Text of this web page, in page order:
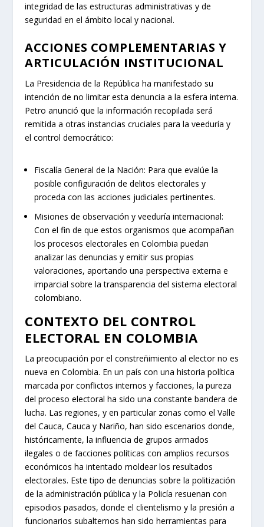
integridad de las estructuras administrativas y de
seguridad en el ámbito local y nacional.
ACCIONES COMPLEMENTARIAS Y
ARTICULACIÓN INSTITUCIONAL
La Presidencia de la República ha manifestado su
intención de no limitar esta denuncia a la esfera interna.
Petro anunció que la información recopilada será
remitida a otras instancias cruciales para la veeduría y
el control democrático:
Fiscalía General de la Nación: Para que evalúe la
posible configuración de delitos electorales y
proceda con las acciones judiciales pertinentes.
Misiones de observación y veeduría internacional:
Con el fin de que estos organismos que acompañan
los procesos electorales en Colombia puedan
analizar las denuncias y emitir sus propias
valoraciones, aportando una perspectiva externa e
imparcial sobre la transparencia del sistema electoral
colombiano.
CONTEXTO DEL CONTROL
ELECTORAL EN COLOMBIA
La preocupación por el constreñimiento al elector no es
nueva en Colombia. En un país con una historia política
marcada por conflictos internos y facciones, la pureza
del proceso electoral ha sido una constante bandera de
lucha. Las regiones, y en particular zonas como el Valle
del Cauca, Cauca y Nariño, han sido escenarios donde,
históricamente, la influencia de grupos armados
ilegales o de facciones políticas con amplios recursos
económicos ha intentado moldear los resultados
electorales. Este tipo de denuncias sobre la politización
de la administración pública y la Policía resuenan con
episodios pasados, donde el clientelismo y la presión a
funcionarios subalternos han sido herramientas para